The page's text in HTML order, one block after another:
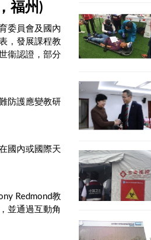
福州)
委員會及國內
，發展課程教
衞認證，部分
防護應變教研
國內或國際天
Redmond教
並通過互動角